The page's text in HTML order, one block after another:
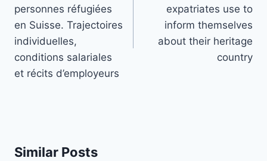
personnes réfugiées
en Suisse. Trajectoires
individuelles,
conditions salariales
et récits d’employeurs
expatriates use to
inform themselves
about their heritage
country
Similar Posts